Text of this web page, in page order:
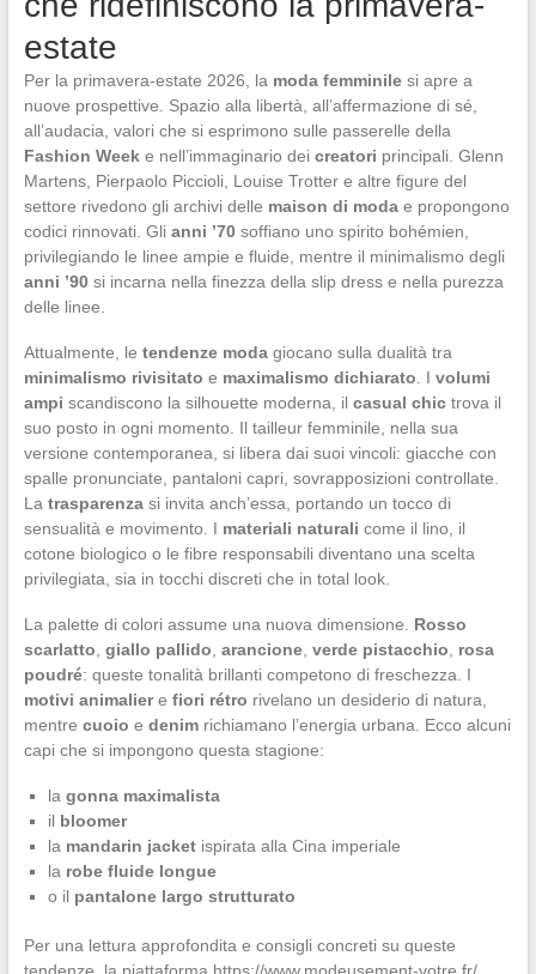
estate
Per la primavera-estate 2026, la moda femminilesi apre a
nuove prospettive. Spazio alla libertà, all’affermazione di sé,
all’audacia, valori che si esprimono sulle passerelle della
Fashion Weeke nell’immaginario dei creatori principali. Glenn
Martens, Pierpaolo Piccioli, Louise Trotter e altre figure del
settore rivedono gli archivi delle maison di modae propongono
codici rinnovati. Gli anni ’70soffiano uno spirito bohémien,
privilegiando le linee ampie e fluide, mentre il minimalismo degli
anni ’90si incarna nella finezza della slip dress e nella purezza
delle linee.
Attualmente, le tendenze modagiocano sulla dualità tra
minimalismo rivisitato e maximalismo dichiarato . I volumi
ampi scandiscono la silhouette moderna, il casual chictrova il
suo posto in ogni momento. Il tailleur femminile, nella sua
versione contemporanea, si libera dai suoi vincoli: giacche con
spalle pronunciate, pantaloni capri, sovrapposizioni controllate.
La trasparenzasi invita anch’essa, portando un tocco di
sensualità e movimento. I materiali naturali come il lino, il
cotone biologico o le fibre responsabili diventano una scelta
privilegiata, sia in tocchi discreti che in total look.
La palette di colori assume una nuova dimensione. Rosso
scarlatto giallo pallido arancione, verde pistacchio
rosa
poudré: queste tonalità brillanti competono di freschezza. I
motivi animaliere fiori rétro rivelano un desiderio di natura,
mentre cuoio e denimrichiamano l’energia urbana. Ecco alcuni
capi che si impongono questa stagione:
la gonna maximalista
il bloomer
la mandarin jacketispirata alla Cina imperiale
la robe fluide longue
o il pantalone largo strutturato
Per una lettura approfondita e consigli concreti su queste